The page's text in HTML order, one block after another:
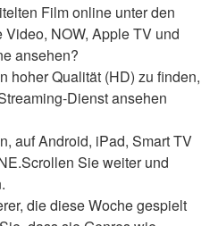
Film online unter den
NOW, Apple TV und
ansehen?
hoher Qualität (HD) zu finden,
Dienst ansehen
auf Android, iPad, Smart TV
Sie weiter und
die diese Woche gespielt